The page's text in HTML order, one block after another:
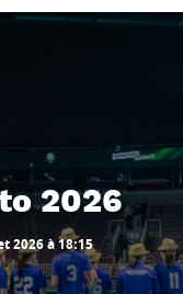
2026
2026 à 18:15